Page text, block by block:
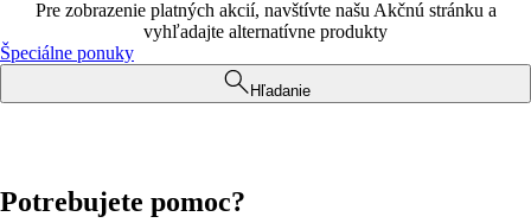
Pre zobrazenie platných akcií, navštívte našu Akčnú stránku a
vyhľadajte alternatívne produkty
Špeciálne ponuky
Hľadanie
Potrebujete pomoc?